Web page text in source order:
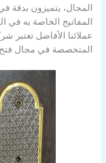
المجال، يتميزون بدقة
المفاتيح الخاصة به في
عملائنا الأفاضل تعتبر
المتخصصة في مجال فتح